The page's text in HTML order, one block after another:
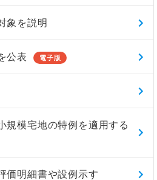
象を説明
公表 電子版
規模宅地の特例を適用する
価明細書や設例示す
と記載
市街地周辺土地の評価 Ｑ
税込5,060円